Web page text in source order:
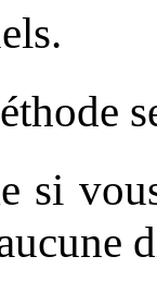
si